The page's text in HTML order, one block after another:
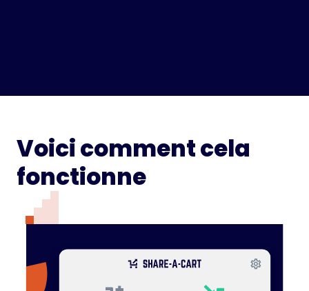
Voici comment cela
fonctionne